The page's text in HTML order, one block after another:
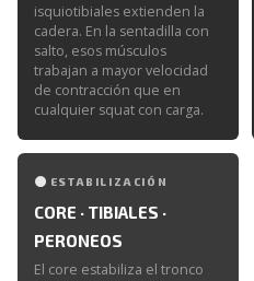
isquiotibiales extienden la
cadera. En la sentadilla con
salto, esos músculos
trabajan a mayor velocidad
de contracción que en
cualquier squat con carga.
ESTABILIZACIÓN
CORE · TIBIALES ·
PERONEOS
El core estabiliza el tronco